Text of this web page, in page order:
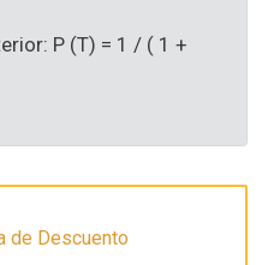
P (T) = 1 / ( 1 +
de Descuento